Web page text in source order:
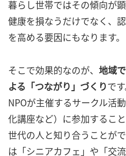
暮らし世帯ではその傾向が
健康を損なうだけでなく、
を高める要因にもなります。
そこで効果的なのが、 地域
よる「つながり」づくりで
NPOが主催するサークル活
化講座など）に参加するこ
世代の人と知り合うことが
は「シニアカフェ」や「交